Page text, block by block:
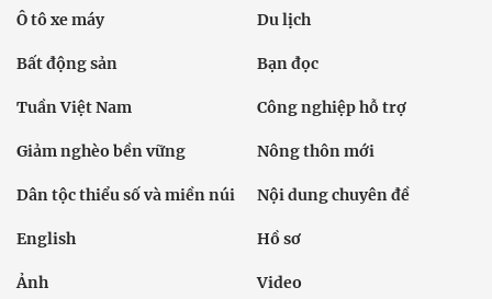
Ô tô xe máy Du lịch
Bất động sản Bạn đọc
Tuần Việt Nam Công nghiệp hỗ trợ
Giảm nghèo bền vững Nông thôn mới
Dân tộc thiểu số và miền núi Nội dung chuyên đề
English Hồ sơ
Ảnh Video